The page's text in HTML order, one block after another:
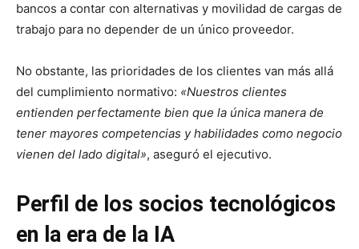
bancos a contar con alternativas y movilidad de cargas de
trabajo para no depender de un único proveedor.
No obstante, las prioridades de los clientes van más allá
del cumplimiento normativo: «Nuestros clientes
entienden perfectamente bien que la única manera de
tener mayores competencias y habilidades como negocio
vienen del lado digital», aseguró el ejecutivo.
Perfil de los socios tecnológicos
en la era de la IA